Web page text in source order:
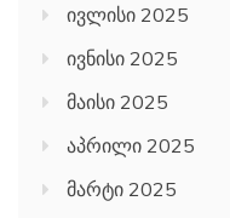
ივლისი 2025
ივნისი 2025
მაისი 2025
აპრილი 2025
მარტი 2025